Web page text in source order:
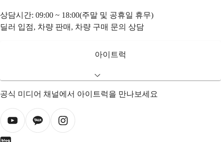
상담시간: 09:00 ~ 18:00(주말 및 공휴일 휴무)
딜러 입점, 차량 판매, 차량 구매 문의 상담
아이트럭
공식 미디어 채널에서 아이트럭을 만나보세요